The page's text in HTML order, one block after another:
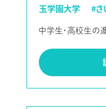
玉学園大学
#さ
中学生・高校生の